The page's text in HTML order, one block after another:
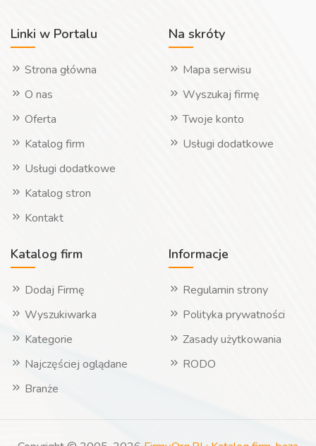
Linki w Portalu
Strona główna
O nas
Oferta
Katalog firm
Usługi dodatkowe
Katalog stron
Kontakt
Na skróty
Mapa serwisu
Wyszukaj firmę
Twoje konto
Usługi dodatkowe
Katalog firm
Dodaj Firmę
Wyszukiwarka
Kategorie
Najczęściej oglądane
Branże
Informacje
Regulamin strony
Polityka prywatności
Zasady użytkowania
RODO